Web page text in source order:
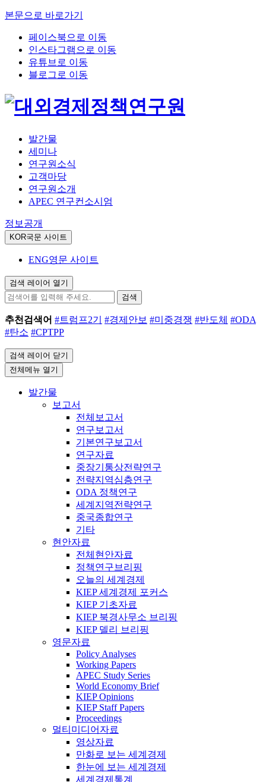
본문으로 바로가기
페이스북으로 이동
인스타그램으로 이동
유튜브로 이동
블로그로 이동
발간물
세미나
연구원소식
고객마당
연구원소개
APEC 연구컨소시엄
정보공개
KOR국문 사이트
ENG영문 사이트
검색 레이어 열기
검색
추천검색어 #트럼프2기 #경제안보 #미중경쟁 #반도체 #ODA
#탄소 #CPTPP
검색 레이어 닫기
전체메뉴 열기
발간물
보고서
전체보고서
연구보고서
기본연구보고서
연구자료
중장기통상전략연구
전략지역심층연구
ODA 정책연구
세계지역전략연구
중국종합연구
기타
현안자료
전체현안자료
정책연구브리핑
오늘의 세계경제
KIEP 세계경제 포커스
KIEP 기초자료
KIEP 북경사무소 브리핑
KIEP 델리 브리핑
영문자료
Policy Analyses
Working Papers
APEC Study Series
World Economy Brief
KIEP Opinions
KIEP Staff Papers
Proceedings
멀티미디어자료
영상자료
만화로 보는 세계경제
한눈에 보는 세계경제
세계경제통계